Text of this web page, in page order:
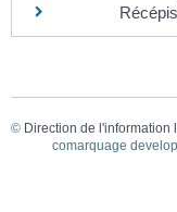
© Direction de l'information
comarquage